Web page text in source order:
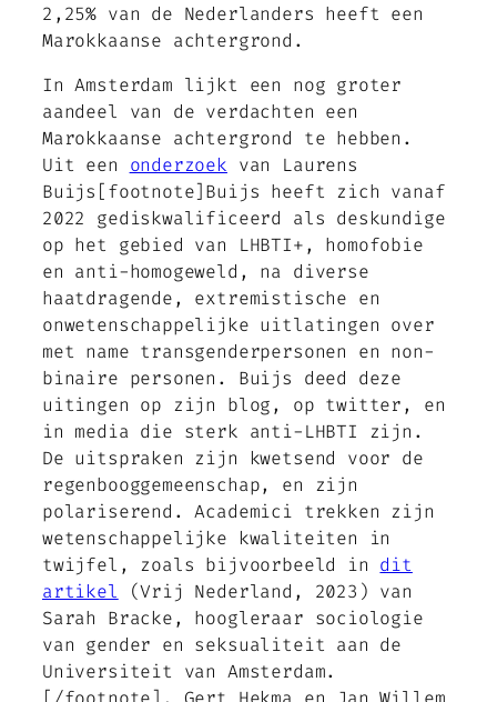
2,25% van de Nederlanders heeft een
Marokkaanse achtergrond.
In Amsterdam lijkt een nog groter
aandeel van de verdachten een
Marokkaanse achtergrond te hebben.
Uit een onderzoek van Laurens
Buijs[footnote]Buijs heeft zich vanaf
2022 gediskwalificeerd als deskundige
op het gebied van LHBTI+, homofobie
en anti-homogeweld, na diverse
haatdragende, extremistische en
onwetenschappelijke uitlatingen over
met name transgenderpersonen en non-
binaire personen. Buijs deed deze
uitingen op zijn blog, op twitter, en
in media die sterk anti-LHBTI zijn.
De uitspraken zijn kwetsend voor de
regenbooggemeenschap, en zijn
polariserend. Academici trekken zijn
wetenschappelijke kwaliteiten in
twijfel, zoals bijvoorbeeld in dit
artikel (Vrij Nederland, 2023) van
Sarah Bracke, hoogleraar sociologie
van gender en seksualiteit aan de
Universiteit van Amsterdam.